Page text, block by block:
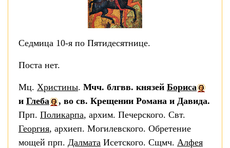
Седмица 10-я по Пятидесятнице.
Поста нет.
Мц. Христины. Мчч. блгвв. князей Бориса
и Глеба
, во св. Крещении Романа и Давида.
Прп. Поликарпа, архим. Печерского. Свт.
Георгия, архиеп. Могилевского. Обретение
мощей прп. Далмата Исетского. Сщмч. Алфея